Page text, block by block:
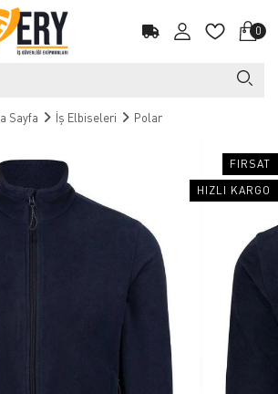
0
Sayfa İş Elbiseleri Polar
FIRSAT
HIZLI KARGO